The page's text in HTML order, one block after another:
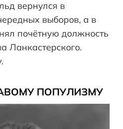
вернулся в
выборов, а в
почётную должность
Ланкастерского.
ПОПУЛИЗМУ